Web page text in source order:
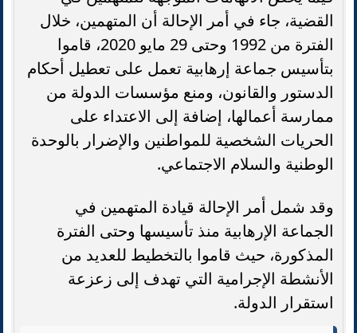
القضية، جاء في أمر الإحالة أن المتهمين، خلال
الفترة من 1992 وحتى 29 مايو 2020، قاموا
بتأسيس جماعة إرهابية تعمل على تعطيل أحكام
الدستور والقانون، ومنع مؤسسات الدولة من
ممارسة أعمالها، إضافة إلى الاعتداء على
الحريات الشخصية للمواطنين والإضرار بالوحدة
الوطنية والسلام الاجتماعي.
وقد شمل أمر الإحالة قيادة المتهمين في
الجماعة الإرهابية منذ تأسيسها وحتى الفترة
المذكورة، حيث قاموا بالتخطيط للعديد من
الأنشطة الإجرامية التي تهدف إلى زعزعة
استقرار الدولة.